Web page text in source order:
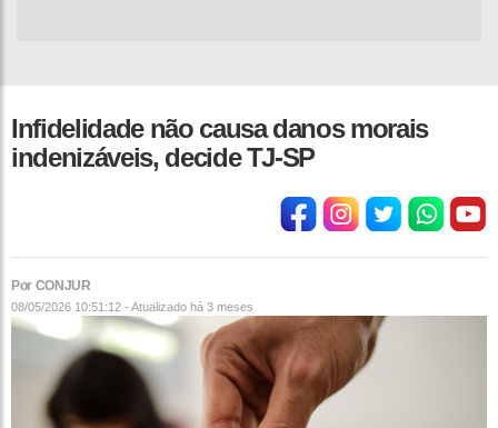
Infidelidade não causa danos morais
indenizáveis, decide TJ-SP
Por CONJUR
08/05/2026 10:51:12 - Atualizado há 3 meses